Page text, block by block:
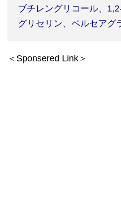
ブチレングリコール、
グリセリン、ペルセアグ
＜Sponsered Link＞